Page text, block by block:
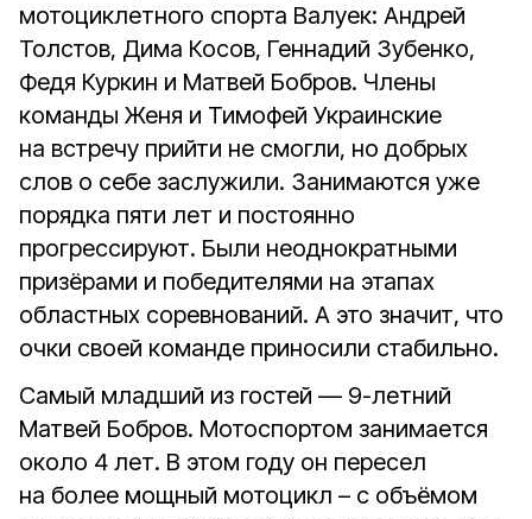
мотоциклетного спорта Валуек: Андрей
Толстов, Дима Косов, Геннадий Зубенко,
Федя Куркин и Матвей Бобров. Члены
команды Женя и Тимофей Украинские
на встречу прийти не смогли, но добрых
слов о себе заслужили. Занимаются уже
порядка пяти лет и постоянно
прогрессируют. Были неоднократными
призёрами и победителями на этапах
областных соревнований. А это значит, что
очки своей команде приносили стабильно.
Самый младший из гостей — 9-летний
Матвей Бобров. Мотоспортом занимается
около 4 лет. В этом году он пересел
на более мощный мотоцикл – с объёмом